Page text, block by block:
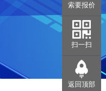
索要报价
扫一扫
返回顶部